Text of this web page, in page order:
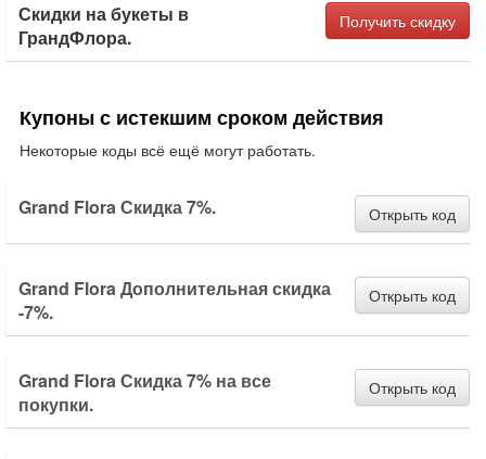
Скидки на букеты в
ГрандФлора.
Получить скидку
Купоны с истекшим сроком действия
Некоторые коды всё ещё могут работать.
Grand Flora Скидка 7%. Открыть код
Grand Flora Дополнительная скидка
-7%.
Открыть код
Grand Flora Скидка 7% на все
покупки.
Открыть код